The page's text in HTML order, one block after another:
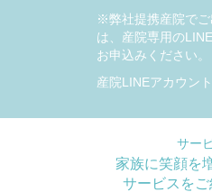
※弊社提携産院で
は、産院専用の
お申込みください。
産院LINEアカウン
サー
家族に笑顔を
サービスを